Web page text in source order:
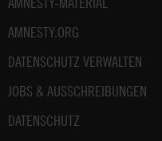
AMNESTY.ORG
DATENSCHUTZ VERWALTEN
JOBS & AUSSCHREIBUNGEN
DATENSCHUTZ